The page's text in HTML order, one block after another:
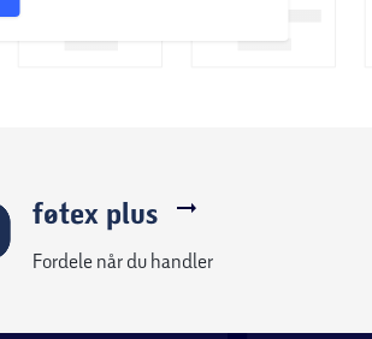
føtex plus
Fordele når du handler